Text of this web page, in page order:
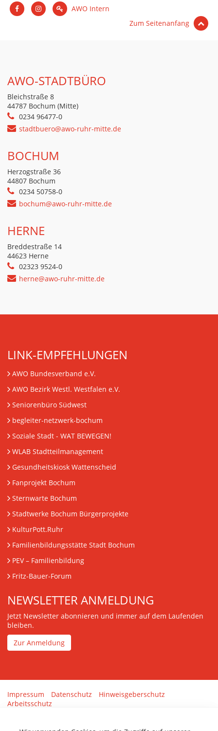
AWO Intern
Zum Seitenanfang
AWO-STADTBÜRO
Bleichstraße 8
44787 Bochum (Mitte)
0234 96477-0
stadtbuero@awo-ruhr-mitte.de
BOCHUM
Herzogstraße 36
44807 Bochum
0234 50758-0
bochum@awo-ruhr-mitte.de
HERNE
Breddestraße 14
44623 Herne
02323 9524-0
herne@awo-ruhr-mitte.de
LINK-EMPFEHLUNGEN
AWO Bundesverband e.V.
AWO Bezirk Westl. Westfalen e.V.
Seniorenbüro Südwest
begleiter-netzwerk-bochum
Soziale Stadt - WAT BEWEGEN!
WLAB Stadtteilmanagement
Gesundheitskiosk Wattenscheid
Fanprojekt Bochum
Sternwarte Bochum
Stadtwerke Bochum Bürgerprojekte
KulturPott.Ruhr
Familienbildungsstätte Stadt Bochum
PEV– Familienbildung
Fritz-Bauer-Forum
NEWSLETTER ANMELDUNG
Jetzt Newsletter abonnieren und immer auf dem Laufenden
bleiben.
Zur Anmeldung
Impressum Datenschutz
Hinweisgeberschutz
Arbeitsschutz